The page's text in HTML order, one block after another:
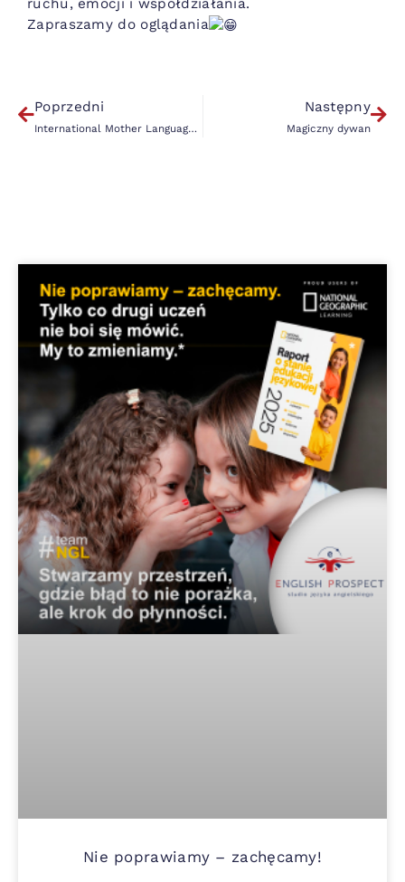
ruchu, emocji i współdziałania.
Zapraszamy do oglądania
Poprzedni
International Mother Language Day
Następny
Magiczny dywan
Nie poprawiamy – zachęcamy!